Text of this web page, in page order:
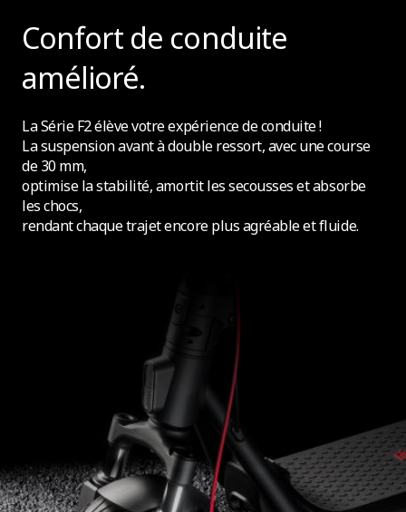
Confort de conduite
amélioré.
La Série F2 élève votre expérience de conduite !
La suspension avant à double ressort, avec une course
de 30 mm,
optimise la stabilité, amortit les secousses et absorbe
les chocs,
rendant chaque trajet encore plus agréable et fluide.